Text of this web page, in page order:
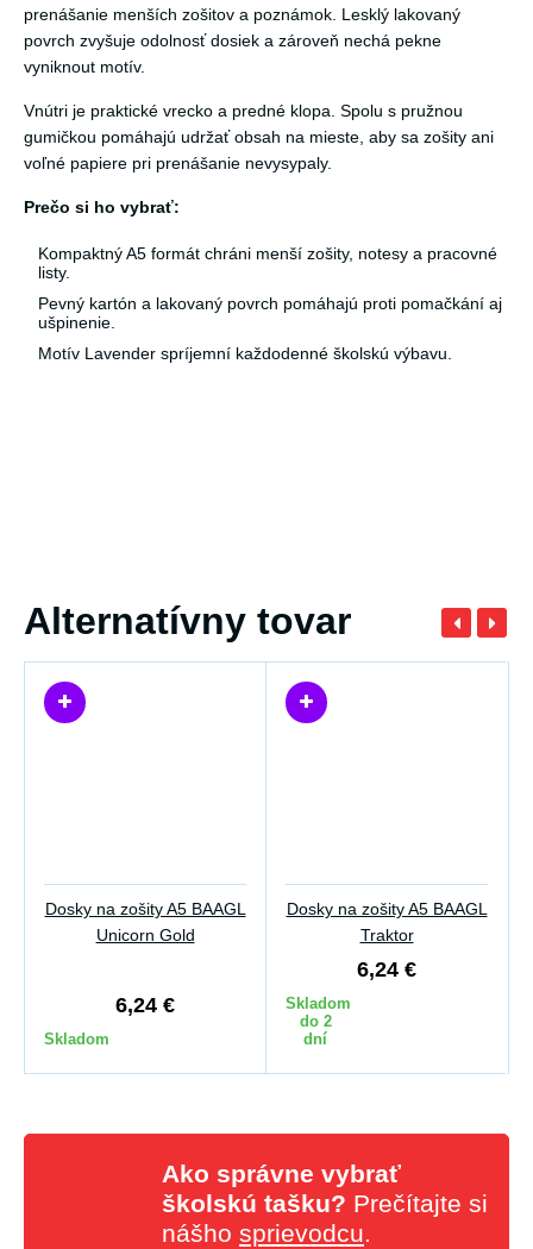
prenášanie menších zošitov a poznámok. Lesklý lakovaný
povrch zvyšuje odolnosť dosiek a zároveň nechá pekne
vyniknout motív.
Vnútri je praktické vrecko a predné klopa. Spolu s pružnou
gumičkou pomáhajú udržať obsah na mieste, aby sa zošity ani
voľné papiere pri prenášanie nevysypaly.
Prečo si ho vybrať:
Kompaktný A5 formát chráni menší zošity, notesy a pracovné
listy.
Pevný kartón a lakovaný povrch pomáhajú proti pomačkání aj
ušpinenie.
Motív Lavender spríjemní každodenné školskú výbavu.
Alternatívny tovar
Dosky na zošity A5 BAAGL
Unicorn Gold
6,24 €
Skladom
Dosky na zošity A5 BAAGL
Traktor
6,24 €
Skladom
do 2
dní
Ako správne vybrať
školskú tašku? Prečítajte si
nášho sprievodcu.